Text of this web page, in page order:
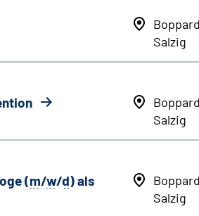
Salzig
Salzig
(m/w/d) als
Salzig